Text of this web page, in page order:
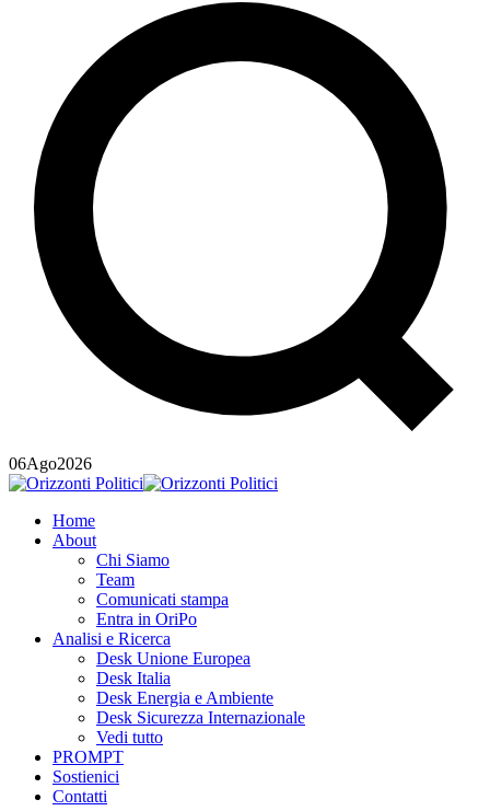
06Ago2026
Home
About
Chi Siamo
Team
Comunicati stampa
Entra in OriPo
Analisi e Ricerca
Desk Unione Europea
Desk Italia
Desk Energia e Ambiente
Desk Sicurezza Internazionale
Vedi tutto
PROMPT
Sostienici
Contatti